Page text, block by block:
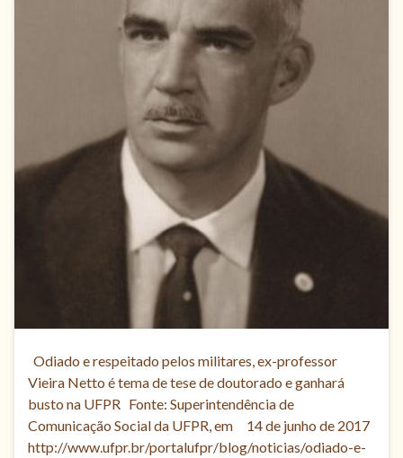
Odiado e respeitado pelos militares, ex-professor
Vieira Netto é tema de tese de doutorado e ganhará
busto na UFPR Fonte: Superintendência de
Comunicação Social da UFPR, em 14 de junho de 2017
http://www.ufpr.br/portalufpr/blog/noticias/odiado-e-